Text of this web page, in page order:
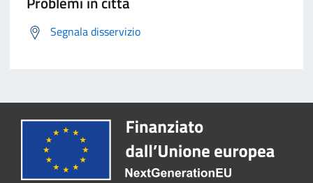
Segnala disservizio